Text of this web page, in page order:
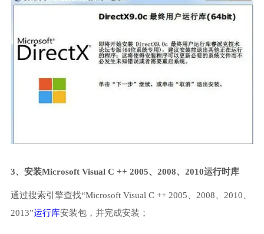
3、安装Microsoft Visual C ++ 2005、2008、2010运行时库
通过搜索引擎查找“Microsoft Visual C ++ 2005、2008、2010、
2013”运行库安装包，并完成安装；